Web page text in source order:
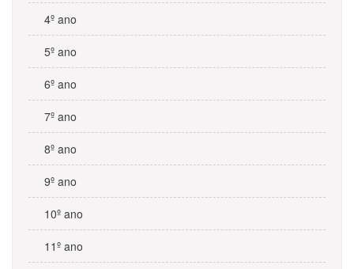
4º ano
5º ano
6º ano
7º ano
8º ano
9º ano
10º ano
11º ano